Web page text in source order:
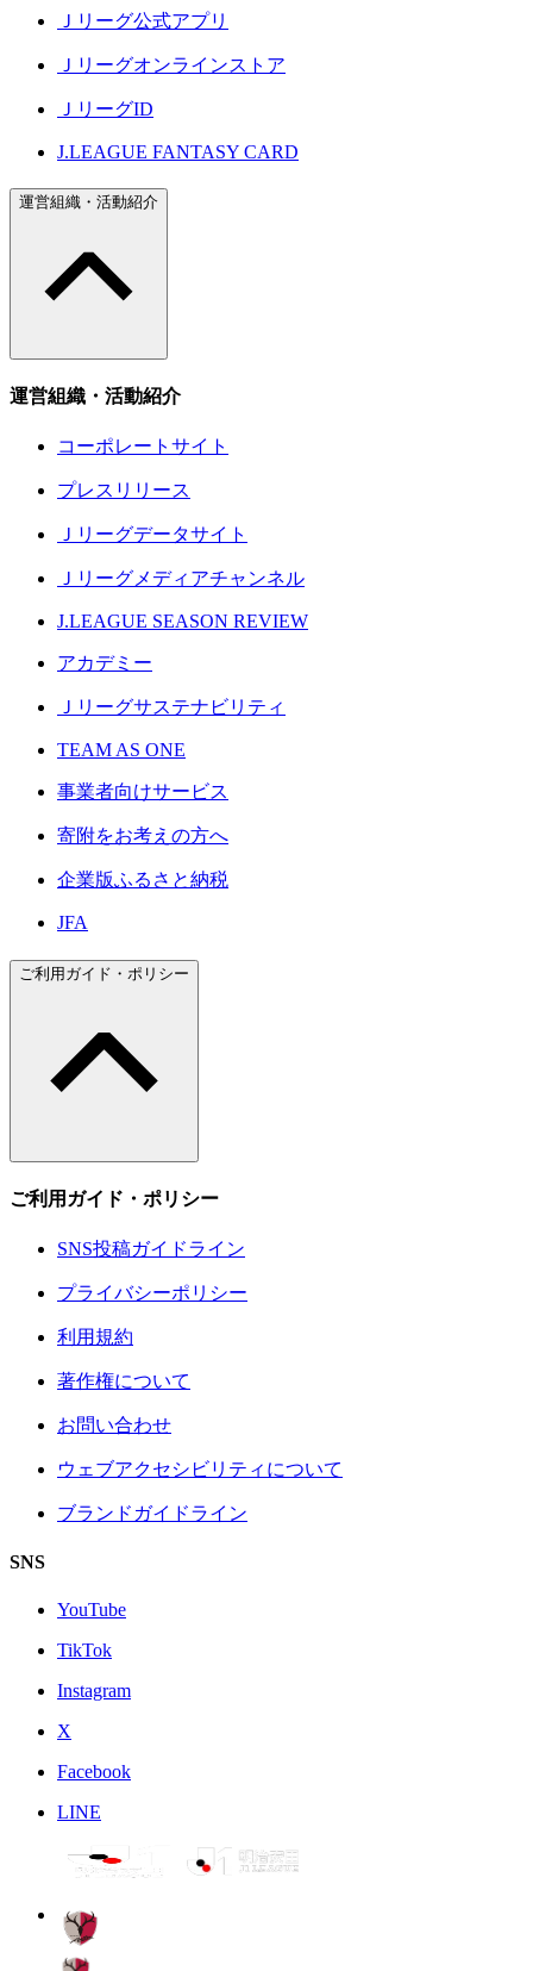
Ｊリーグ公式アプリ
Ｊリーグオンラインストア
ＪリーグID
J.LEAGUE FANTASY CARD
運営組織・活動紹介
運営組織・活動紹介
コーポレートサイト
プレスリリース
Ｊリーグデータサイト
Ｊリーグメディアチャンネル
J.LEAGUE SEASON REVIEW
アカデミー
Ｊリーグサステナビリティ
TEAM AS ONE
事業者向けサービス
寄附をお考えの方へ
企業版ふるさと納税
JFA
ご利用ガイド・ポリシー
ご利用ガイド・ポリシー
SNS投稿ガイドライン
プライバシーポリシー
利用規約
著作権について
お問い合わせ
ウェブアクセシビリティについて
ブランドガイドライン
SNS
YouTube
TikTok
Instagram
X
Facebook
LINE